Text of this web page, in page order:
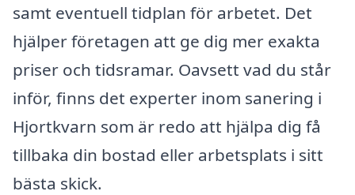
samt eventuell tidplan för arbetet. Det
hjälper företagen att ge dig mer exakta
priser och tidsramar. Oavsett vad du står
inför, finns det experter inom sanering i
Hjortkvarn som är redo att hjälpa dig få
tillbaka din bostad eller arbetsplats i sitt
bästa skick.